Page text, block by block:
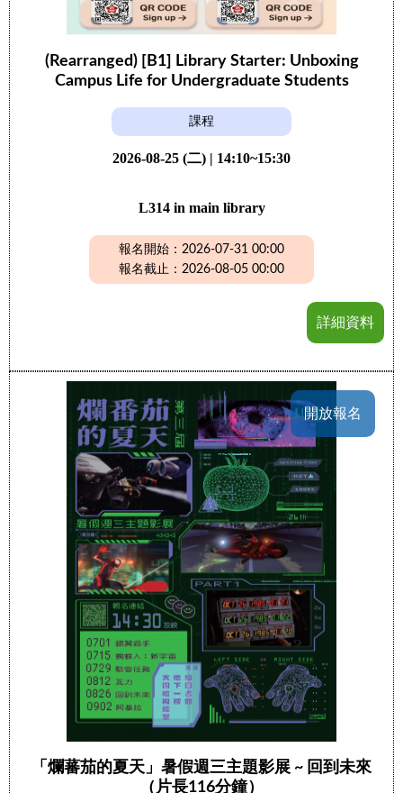
(Rearranged) [B1] Library Starter: Unboxing
Campus Life for Undergraduate Students
課程
2026-08-25 (二) | 14:10~15:30
L314 in main library
報名開始：2026-07-31 00:00
報名截止：2026-08-05 00:00
詳細資料
開放報名
「爛蕃茄的夏天」暑假週三主題影展 ~ 回到未來
（片長116分鐘）